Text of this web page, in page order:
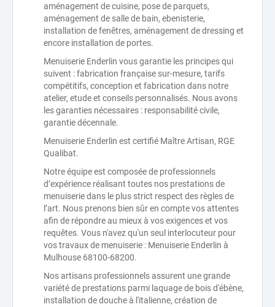
aménagement de cuisine, pose de parquets,
aménagement de salle de bain, ebenisterie,
installation de fenêtres, aménagement de dressing et
encore installation de portes.
Menuiserie Enderlin vous garantie les principes qui
suivent : fabrication française sur-mesure, tarifs
compétitifs, conception et fabrication dans notre
atelier, etude et conseils personnalisés. Nous avons
les garanties nécessaires : responsabilité civile,
garantie décennale.
Menuiserie Enderlin est certifié Maître Artisan, RGE
Qualibat.
Notre équipe est composée de professionnels
d’expérience réalisant toutes nos prestations de
menuiserie dans le plus strict respect des règles de
l’art. Nous prenons bien sûr en compte vos attentes
afin de répondre au mieux à vos exigences et vos
requêtes. Vous n'avez qu'un seul interlocuteur pour
vos travaux de menuiserie : Menuiserie Enderlin à
Mulhouse 68100-68200.
Nos artisans professionnels assurent une grande
variété de prestations parmi laquage de bois d'ébène,
installation de douche à l'italienne, création de